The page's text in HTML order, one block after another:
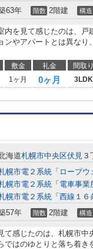
63年 階数 2階建 構造
内を見て感じたのは、戸
ンやアパートとは異な
敷金 礼金 間取り
1ヶ月 0ヶ月 3LDK
海道札幌市中央区伏見 ３
幌市電２系統 「 ロープウ
幌市電２系統 「 電車事業
幌市電２系統 「 西線１６
57年 階数 2階建 構造
て感じたのは、札幌市中
ではのゆとりと落ち着